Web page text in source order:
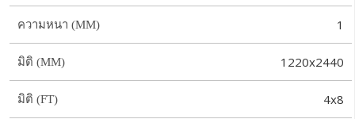
ความหนา (MM) 1
มิติ (MM) 1220x2440
มิติ (FT) 4x8